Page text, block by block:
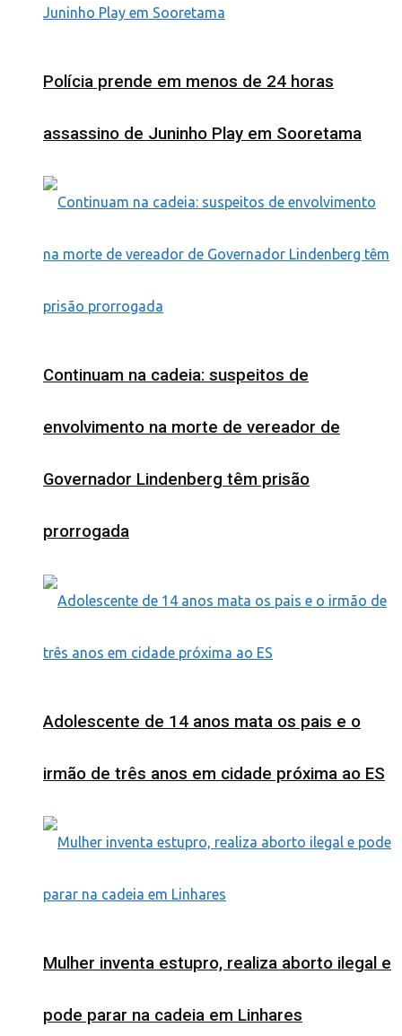
Polícia prende em menos de 24 horas
assassino de Juninho Play em Sooretama
Continuam na cadeia: suspeitos de
envolvimento na morte de vereador de
Governador Lindenberg têm prisão
prorrogada
Adolescente de 14 anos mata os pais e o
irmão de três anos em cidade próxima ao ES
Mulher inventa estupro, realiza aborto ilegal e
pode parar na cadeia em Linhares